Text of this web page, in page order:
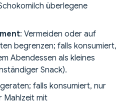
überlegene
: Vermeiden oder auf
begrenzen; falls konsumiert,
Abendessen als kleines
Snack).
falls konsumiert, nur
Mahlzeit mit